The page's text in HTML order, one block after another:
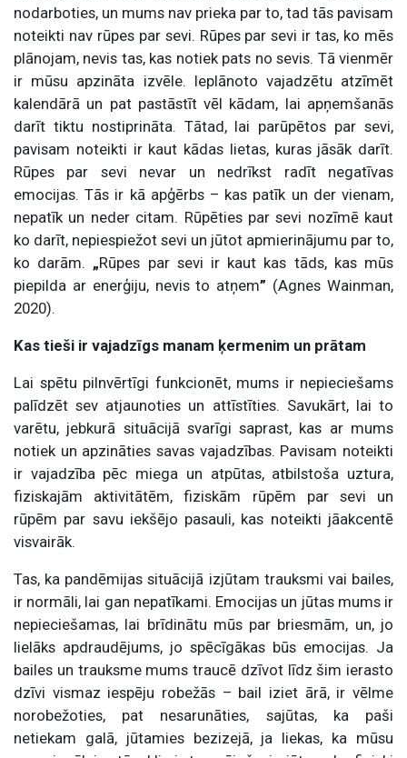
nodarboties, un mums nav prieka par to, tad tās pavisam
noteikti nav rūpes par sevi. Rūpes par sevi ir tas, ko mēs
plānojam, nevis tas, kas notiek pats no sevis. Tā vienmēr
ir mūsu apzināta izvēle. Ieplānoto vajadzētu atzīmēt
kalendārā un pat pastāstīt vēl kādam, lai apņemšanās
darīt tiktu nostiprināta. Tātad, lai parūpētos par sevi,
pavisam noteikti ir kaut kādas lietas, kuras jāsāk darīt.
Rūpes par sevi nevar un nedrīkst radīt negatīvas
emocijas. Tās ir kā apģērbs – kas patīk un der vienam,
nepatīk un neder citam. Rūpēties par sevi nozīmē kaut
ko darīt, nepiespiežot sevi un jūtot apmierinājumu par to,
ko darām. „Rūpes par sevi ir kaut kas tāds, kas mūs
piepilda ar enerģiju, nevis to atņem” (Agnes Wainman,
2020).
Kas tieši ir vajadzīgs manam ķermenim un prātam
Lai spētu pilnvērtīgi funkcionēt, mums ir nepieciešams
palīdzēt sev atjaunoties un attīstīties. Savukārt, lai to
varētu, jebkurā situācijā svarīgi saprast, kas ar mums
notiek un apzināties savas vajadzības. Pavisam noteikti
ir vajadzība pēc miega un atpūtas, atbilstoša uztura,
fiziskajām aktivitātēm, fiziskām rūpēm par sevi un
rūpēm par savu iekšējo pasauli, kas noteikti jāakcentē
visvairāk.
Tas, ka pandēmijas situācijā izjūtam trauksmi vai bailes,
ir normāli, lai gan nepatīkami. Emocijas un jūtas mums ir
nepieciešamas, lai brīdinātu mūs par briesmām, un, jo
lielāks apdraudējums, jo spēcīgākas būs emocijas. Ja
bailes un trauksme mums traucē dzīvot līdz šim ierasto
dzīvi vismaz iespēju robežās – bail iziet ārā, ir vēlme
norobežoties, pat nesarunāties, sajūtas, ka paši
netiekam galā, jūtamies bezizejā, ja liekas, ka mūsu